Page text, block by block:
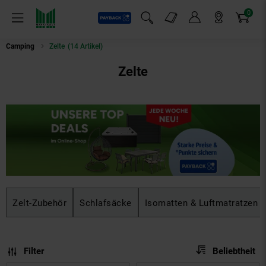
Menü
Payback
Suchfeld einblenden
Markt-Angebote 0
Artikel
Camping Zelte (14 Artikel)
Zelte
Zelt-Zubehör Schlafsäcke Isomatten & Luftmatratzen
Filter Sortierung:
Beliebtheit